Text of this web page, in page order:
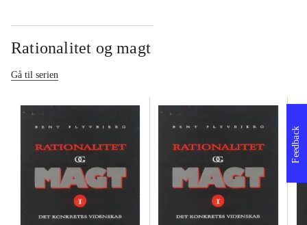
Rationalitet og magt
Gå til serien
Feedback